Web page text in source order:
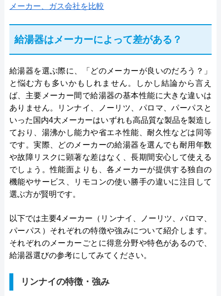
メーカー、ガス会社を比較
給湯器はメーカーによって差がある？
給湯器を選ぶ際に、「どのメーカーが良いのだろう？」
と悩む方も多いかもしれません。しかし結論から言え
ば、主要メーカー間で給湯器の基本性能に大きな違いは
ありません。リンナイ、ノーリツ、パロマ、パーパスと
いった国内4大メーカーはいずれも高品質な製品を製造し
ており、湯沸かし能力や省エネ性能、耐久性などは同等
です。実際、どのメーカーの給湯器を選んでも耐用年数
や故障リスクに顕著な差はなく、長期間安心して使える
でしょう。性能面よりも、各メーカーが提供する独自の
機能やサービス、リモコンの使い勝手の違いに注目して
選ぶ方が賢明です。
以下では主要4メーカー（リンナイ、ノーリツ、パロマ、
パーパス）それぞれの特徴や強みについて紹介します。
それぞれのメーカーごとに得意分野や特色があるので、
給湯器選びの参考にしてみてください。
リンナイの特徴・強み